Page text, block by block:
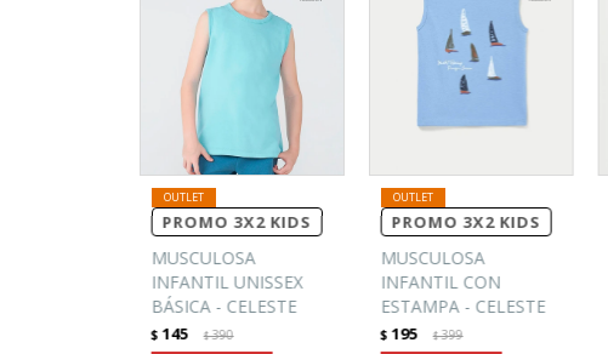
PROMO 3X2 KIDS
MUSCULOSA
INFANTIL UNISSEX
BÁSICA - CELESTE
$ 145 $390
PROMO 3X2 KIDS
MUSCULOSA
INFANTIL CON
ESTAMPA - CELESTE
$ 195 $399